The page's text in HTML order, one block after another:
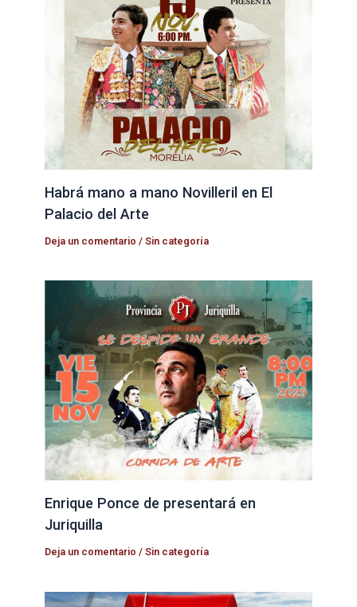
Habrá mano a mano Novilleril en El
Palacio del Arte
Deja un comentario /Sin categoría
Enrique Ponce de presentará en
Juriquilla
Deja un comentario /Sin categoría